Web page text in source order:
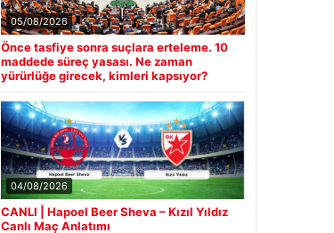
05/08/2026
Önce tasfiye sonra suçlara erteleme. 10
maddede süreç yasası. Ne zaman
yürürlüğe girecek, kimleri kapsıyor?
04/08/2026
CANLI | Hapoel Beer Sheva – Kızıl Yıldız
Canlı Maç Anlatımı